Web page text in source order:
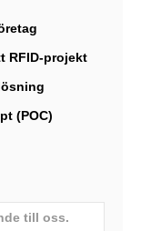
RFID-projekt
(POC)